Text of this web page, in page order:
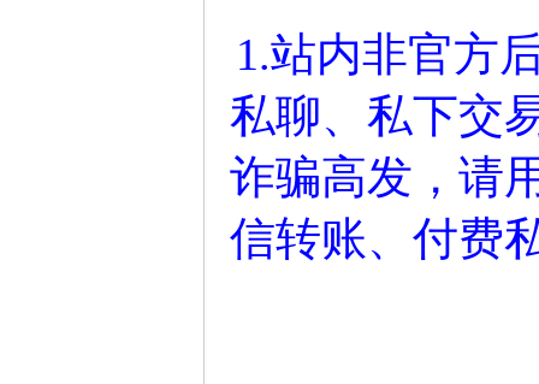
1.站内非官方
私聊、私下交
诈骗高发，请
信转账、付费